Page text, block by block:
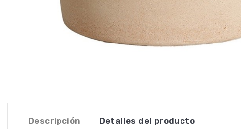
Descripción Detalles del producto